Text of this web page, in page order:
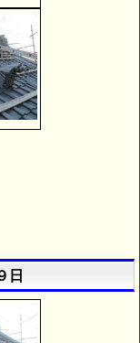
日